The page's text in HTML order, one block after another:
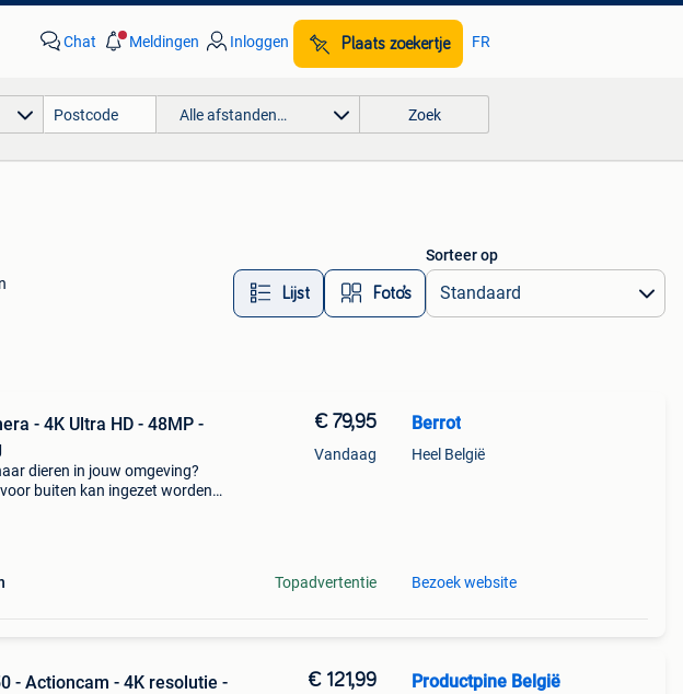
Chat Meldingen Inloggen Plaats zoekertje FR
Alle afstanden… Zoek
Lijst Foto’s
Sorteer op
- 4K Ultra HD - 48MP -
dieren in jouw omgeving?
buiten kan ingezet worden
€ 79,95
Vandaag
Topadvertentie
Berrot
Heel België
Bezoek website
- Actioncam - 4K resolutie -
€ 121,99 Productpine België